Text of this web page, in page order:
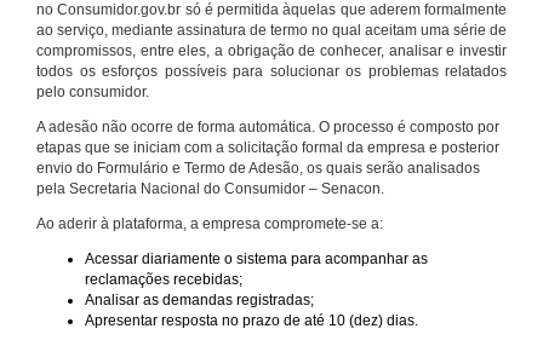
no Consumidor.gov.br só é permitida àquelas que aderem formalmente
ao serviço, mediante assinatura de termo no qual aceitam uma série de
compromissos, entre eles, a obrigação de conhecer, analisar e investir
todos os esforços possíveis para solucionar os problemas relatados
pelo consumidor.
A adesão não ocorre de forma automática. O processo é composto por
etapas que se iniciam com a solicitação formal da empresa e posterior
envio do Formulário e Termo de Adesão, os quais serão analisados
pela Secretaria Nacional do Consumidor – Senacon.
Ao aderir à plataforma, a empresa compromete-se a:
Acessar diariamente o sistema para acompanhar as
reclamações recebidas;
Analisar as demandas registradas;
Apresentar resposta no prazo de até 10 (dez) dias.